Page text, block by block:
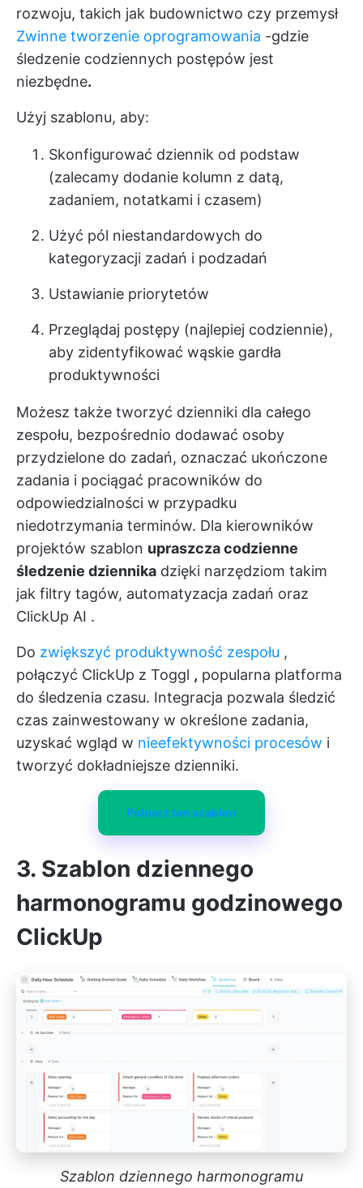
rozwoju, takich jak budownictwo czy przemysł
Zwinne tworzenie oprogramowania -gdzie
śledzenie codziennych postępów jest
niezbędne.
Użyj szablonu, aby:
Skonfigurować dziennik od podstaw
(zalecamy dodanie kolumn z datą,
zadaniem, notatkami i czasem)
Użyć pól niestandardowych do
kategoryzacji zadań i podzadań
Ustawianie priorytetów
Przeglądaj postępy (najlepiej codziennie),
aby zidentyfikować wąskie gardła
produktywności
Możesz także tworzyć dzienniki dla całego
zespołu, bezpośrednio dodawać osoby
przydzielone do zadań, oznaczać ukończone
zadania i pociągać pracowników do
odpowiedzialności w przypadku
niedotrzymania terminów. Dla kierowników
projektów szablon upraszcza codzienne
śledzenie dziennika dzięki narzędziom takim
jak filtry tagów, automatyzacja zadań oraz
ClickUp AI .
Do zwiększyć produktywność zespołu ,
połączyć ClickUp z Toggl , popularna platforma
do śledzenia czasu. Integracja pozwala śledzić
czas zainwestowany w określone zadania,
uzyskać wgląd w nieefektywności procesów i
tworzyć dokładniejsze dzienniki.
Pobierz ten szablon
3. Szablon dziennego
harmonogramu godzinowego
ClickUp
Szablon dziennego harmonogramu